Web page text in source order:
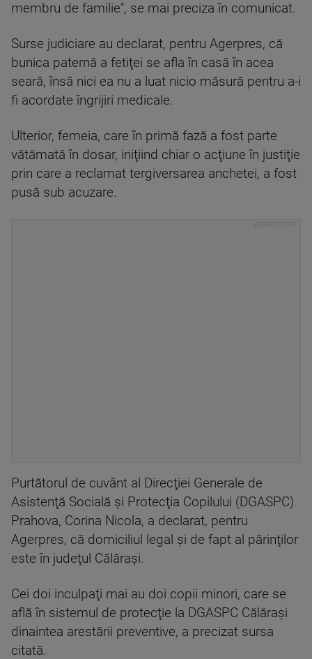
membru de familie", se mai preciza în comunicat.
Surse judiciare au declarat, pentru Agerpres, că
bunica paternă a fetiţei se afla în casă în acea
seară, însă nici ea nu a luat nicio măsură pentru a-i
fi acordate îngrijiri medicale.
Ulterior, femeia, care în primă fază a fost parte
vătămată în dosar, iniţiind chiar o acţiune în justiţie
prin care a reclamat tergiversarea anchetei, a fost
pusă sub acuzare.
Purtătorul de cuvânt al Direcţiei Generale de
Asistenţă Socială şi Protecţia Copilului (DGASPC)
Prahova, Corina Nicola, a declarat, pentru
Agerpres, că domiciliul legal şi de fapt al părinţilor
este în judeţul Călăraşi.
Cei doi inculpaţi mai au doi copii minori, care se
află în sistemul de protecţie la DGASPC Călăraşi
dinaintea arestării preventive, a precizat sursa
citată.